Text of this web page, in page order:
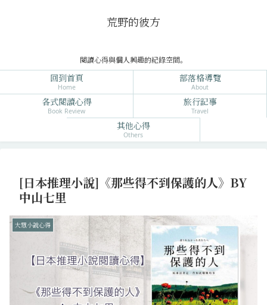
荒野的彼方
閱讀心得與個人興趣的紀錄空間。
回到首頁
Home
部落格導覽
About
各式閱讀心得
Book Review
旅行記事
Travel
其他心得
Others
[日本推理小說]《那些得不到保護的人》BY
中山七里
大眾小說心得